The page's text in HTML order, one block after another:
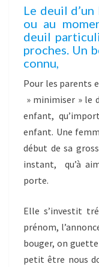
Le deuil
ou au
deuil
proches. Un
connu,
Pour les parents
» minimiser » le
enfant,
enfant. Une
début de sa
instant, qu’à
porte.
Elle s’investit
prénom,
bouger, on
petit être nous